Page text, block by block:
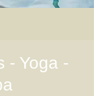
- Yoga -